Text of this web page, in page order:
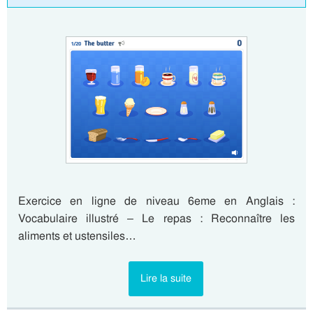
Exercice en ligne de niveau 6eme en Anglais :
Vocabulaire illustré – Le repas : Reconnaître les
aliments et ustensiles…
Lire la suite